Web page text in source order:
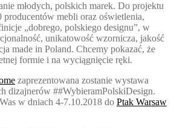
młodych, polskich marek. Do projektu
producentów mebli oraz oświetlenia,
„dobrego, polskiego designu”, w
unikatowość wzornicza, jakość
made in Poland. Chcemy pokazać, że
formie i na wyciągnięcie ręki.
zaprezentowana zostanie wystawa
dizajnerów ##WybieramPolskiDesign.
w dniach 4-7.10.2018 do Ptak Warsaw